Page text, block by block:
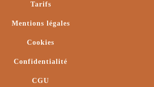
Tarifs
Mentions légales
Cookies
Confidentialité
CGU